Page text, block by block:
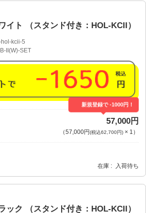
イト （スタンド付き：HOL-KCII）
kcii-5
II(W)-SET
新規登録で -1000円！
57,000円
（57,000円(税込62,700円)× 1 ）
在庫 入荷待ち
ック （スタンド付き：HOL-KCII）